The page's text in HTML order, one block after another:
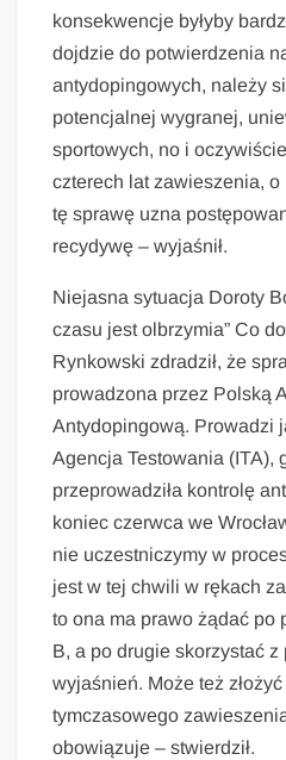
konsekwencje byłyby
dojdzie do potwierdzenia
antydopingowych, należy
potencjalnej wygranej,
sportowych, no i
czterech lat zawieszenia,
tę sprawę uzna
recydywę – wyjaśnił.
Niejasna sytuacja Doroty
czasu jest olbrzymia” Co
Rynkowski zdradził, że
prowadzona przez Polską
Antydopingową. Prowadzi
Agencja Testowania (ITA),
przeprowadziła kontrolę
koniec czerwca we
nie uczestniczymy w
jest w tej chwili w rękach
to ona ma prawo żądać po
B, a po drugie skorzystać z
wyjaśnień. Może też
tymczasowego
obowiązuje – stwierdził.